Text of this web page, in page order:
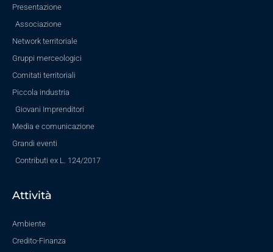
Presentazione
Associazione
Network territoriale
Gruppi merceologici
Comitati territoriali
Piccola industria
Giovani Imprenditori
Media e comunicazione
Grandi eventi
Contributi ex L. 124/2017
Attività
Ambiente
Credito-Finanza